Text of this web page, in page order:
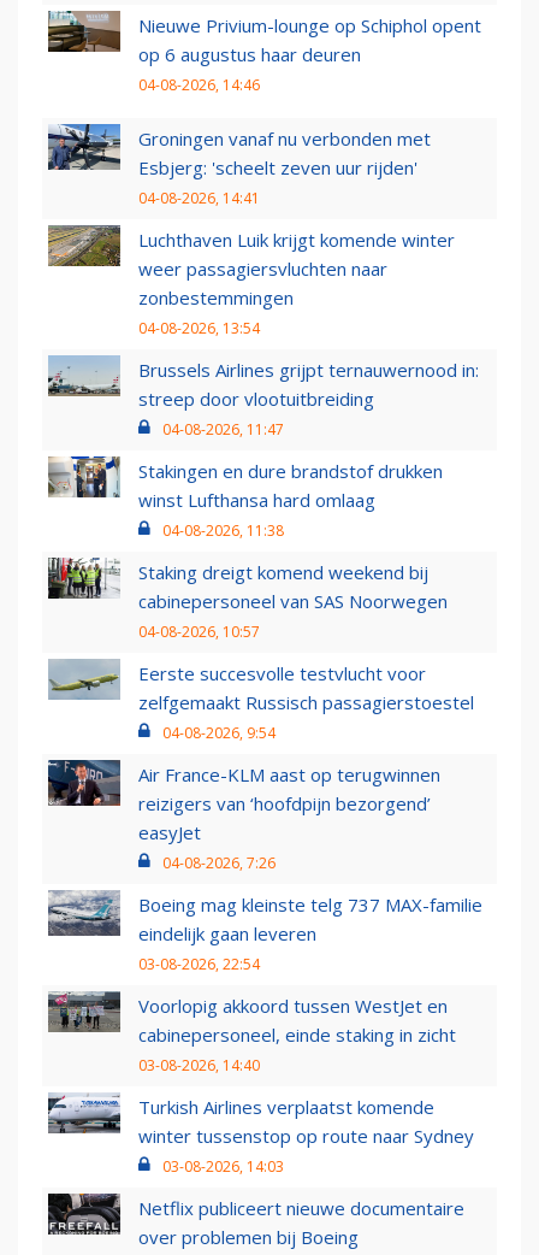
Nieuwe Privium-lounge op Schiphol opent
op 6 augustus haar deuren
04-08-2026, 14:46
Groningen vanaf nu verbonden met
Esbjerg: 'scheelt zeven uur rijden'
04-08-2026, 14:41
Luchthaven Luik krijgt komende winter
weer passagiersvluchten naar
zonbestemmingen
04-08-2026, 13:54
Brussels Airlines grijpt ternauwernood in:
streep door vlootuitbreiding
04-08-2026, 11:47
Stakingen en dure brandstof drukken
winst Lufthansa hard omlaag
04-08-2026, 11:38
Staking dreigt komend weekend bij
cabinepersoneel van SAS Noorwegen
04-08-2026, 10:57
Eerste succesvolle testvlucht voor
zelfgemaakt Russisch passagierstoestel
04-08-2026, 9:54
Air France-KLM aast op terugwinnen
reizigers van ‘hoofdpijn bezorgend’
easyJet
04-08-2026, 7:26
Boeing mag kleinste telg 737 MAX-familie
eindelijk gaan leveren
03-08-2026, 22:54
Voorlopig akkoord tussen WestJet en
cabinepersoneel, einde staking in zicht
03-08-2026, 14:40
Turkish Airlines verplaatst komende
winter tussenstop op route naar Sydney
03-08-2026, 14:03
Netflix publiceert nieuwe documentaire
over problemen bij Boeing